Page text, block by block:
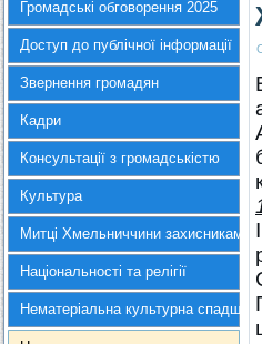
Громадські обговорення 2025
Доступ до публічної інформації
Звернення громадян
Кадри
Консультації з громадськістю
Культура
Митці Хмельниччини захисникам
Національності та релігії
Нематеріальна культурна спадщина